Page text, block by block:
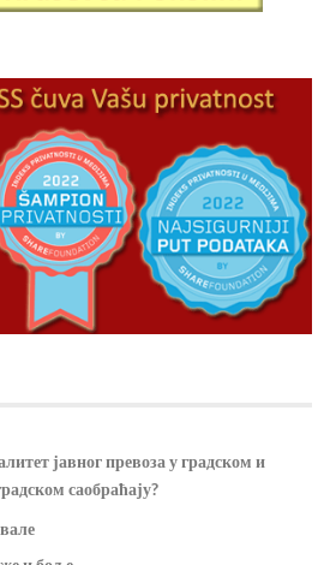
јавног превоза у градском и
саобраћају?